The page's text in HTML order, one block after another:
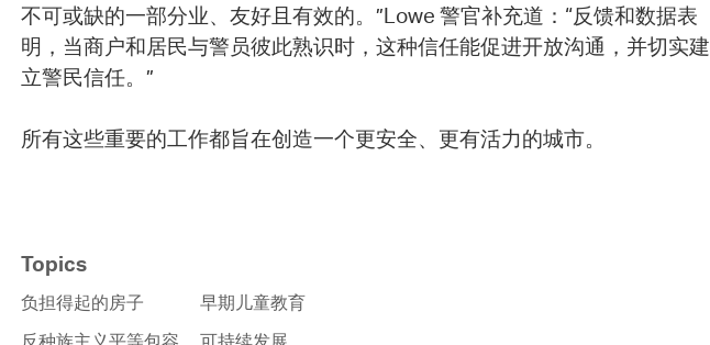
不可或缺的一部分业、友好且有效的。”Lowe 警官补充道：“反馈和数据表
明，当商户和居民与警员彼此熟识时，这种信任能促进开放沟通，并切实建
立警民信任。”
所有这些重要的工作都旨在创造一个更安全、更有活力的城市。
Topics
负担得起的房子
反种族主义平等包容
早期儿童教育
可持续发展